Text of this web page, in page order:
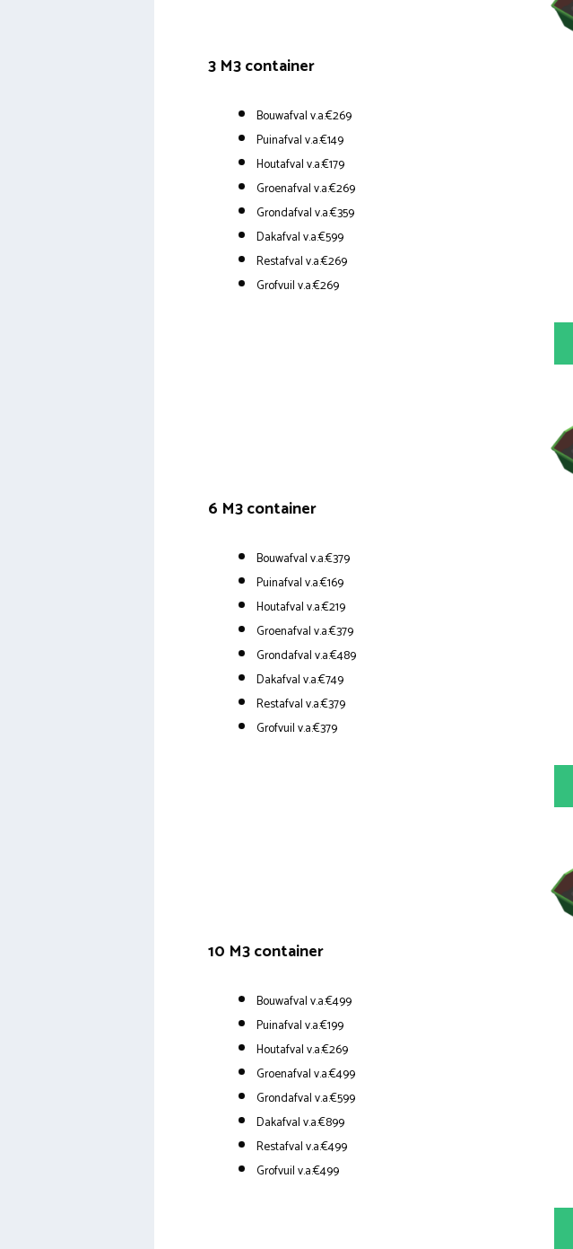
3 M3 container
Bouwafval v.a.€269
Puinafval v.a.€149
Houtafval v.a.€179
Groenafval v.a.€269
Grondafval v.a.€359
Dakafval v.a.€599
Restafval v.a.€269
Grofvuil v.a.€269
6 M3 container
Bouwafval v.a.€379
Puinafval v.a.€169
Houtafval v.a.€219
Groenafval v.a.€379
Grondafval v.a.€489
Dakafval v.a.€749
Restafval v.a.€379
Grofvuil v.a.€379
10 M3 container
Bouwafval v.a.€499
Puinafval v.a.€199
Houtafval v.a.€269
Groenafval v.a.€499
Grondafval v.a.€599
Dakafval v.a.€899
Restafval v.a.€499
Grofvuil v.a.€499